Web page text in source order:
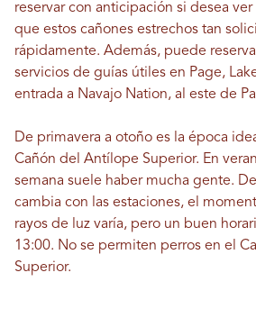
reservar con anticipación si desea ver
que estos cañones estrechos tan
rápidamente. Además, puede
servicios de guías útiles en Page,
entrada a Navajo Nation, al este de
De primavera a otoño es la época
Cañón del Antílope Superior. En
semana suele haber mucha gente.
cambia con las estaciones, el
rayos de luz varía, pero un buen
13:00. No se permiten perros en el
Superior.